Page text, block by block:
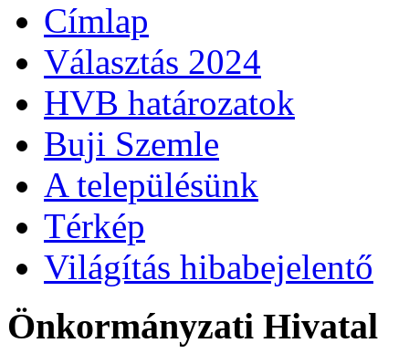
Címlap
Választás 2024
HVB határozatok
Buji Szemle
A településünk
Térkép
Világítás hibabejelentő
Önkormányzati Hivatal